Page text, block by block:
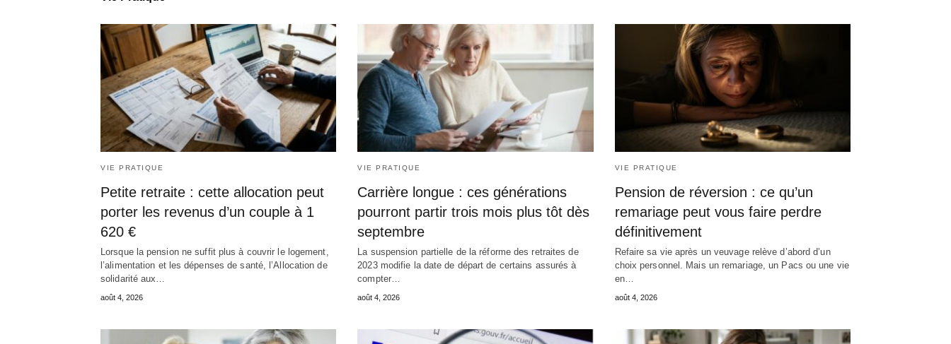
VIE PRATIQUE
Petite retraite : cette allocation peut
porter les revenus d’un couple à 1
620 €
Lorsque la pension ne suffit plus à couvrir le logement,
l’alimentation et les dépenses de santé, l’Allocation de
solidarité aux…
août 4, 2026
VIE PRATIQUE
Carrière longue : ces générations
pourront partir trois mois plus tôt dès
septembre
La suspension partielle de la réforme des retraites de
2023 modifie la date de départ de certains assurés à
compter…
août 4, 2026
VIE PRATIQUE
Pension de réversion : ce qu’un
remariage peut vous faire perdre
définitivement
Refaire sa vie après un veuvage relève d’abord d’un
choix personnel. Mais un remariage, un Pacs ou une vie
en…
août 4, 2026